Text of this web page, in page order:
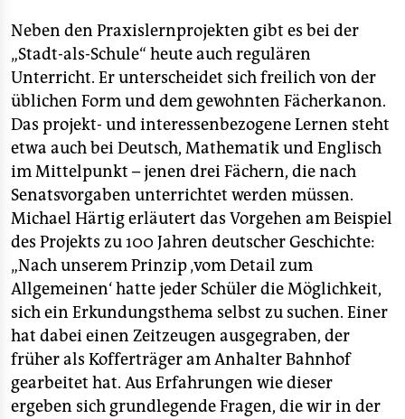
Neben den Praxislernprojekten gibt es bei der
„Stadt-als-Schule“ heute auch regulären
Unterricht. Er unterscheidet sich freilich von der
üblichen Form und dem gewohnten Fächerkanon.
Das projekt- und interessenbezogene Lernen steht
etwa auch bei Deutsch, Mathematik und Englisch
im Mittelpunkt – jenen drei Fächern, die nach
Senatsvorgaben unterrichtet werden müssen.
Michael Härtig erläutert das Vorgehen am Beispiel
des Projekts zu 100 Jahren deutscher Geschichte:
„Nach unserem Prinzip ‚vom Detail zum
Allgemeinen‘ hatte jeder Schüler die Möglichkeit,
sich ein Erkundungsthema selbst zu suchen. Einer
hat dabei einen Zeitzeugen ausgegraben, der
früher als Kofferträger am Anhalter Bahnhof
gearbeitet hat. Aus Erfahrungen wie dieser
ergeben sich grundlegende Fragen, die wir in der